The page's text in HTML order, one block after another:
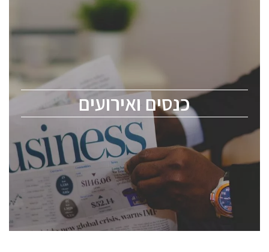
כנסים ואירועים
כנסים ואירועים
לכל העוסקים בתעשיית הסמיקונדקטור כולל מהנדסים,
ChipEx2026 will be held on May 12-13, 2026. The
conference is intended for everyone involved in the
semiconductor industry, including engineers,
professional experts, and senior executives.
לחץ לפרטים